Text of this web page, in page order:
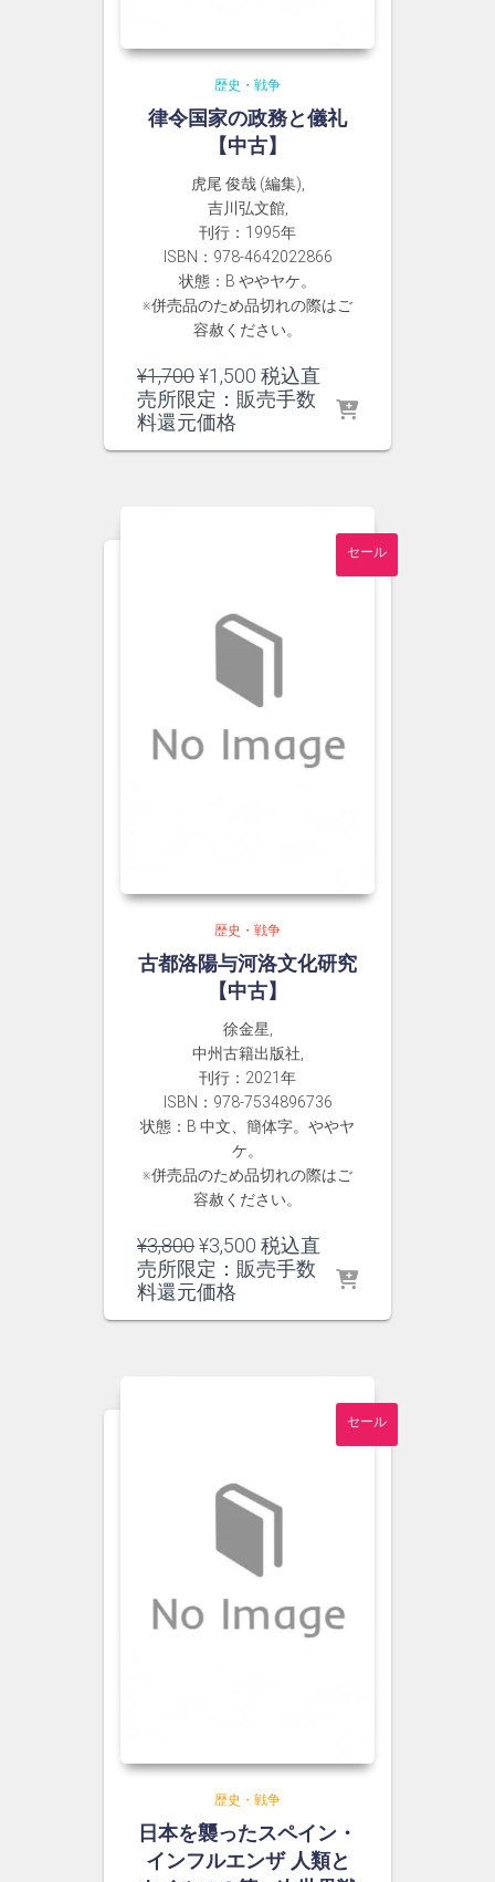
歴史・戦争
律令国家の政務と儀礼
【中古】
虎尾 俊哉 (編集),
吉川弘文館,
刊行：1995年
ISBN：978-4642022866
状態：B ややヤケ。
※併売品のため品切れの際はご
容赦ください。
¥1,700元
の
価
¥1,500 現
在
税込直
売所限定：販売手数
料還元価格
セール
歴史・戦争
古都洛陽与河洛文化研究
【中古】
徐金星,
中州古籍出版社,
刊行：2021年
ISBN：978-7534896736
状態：B 中文、簡体字。ややヤ
ケ。
※併売品のため品切れの際はご
容赦ください。
¥3,800元
の
価
¥3,500 現
在
税込直
売所限定：販売手数
料還元価格
セール
歴史・戦争
日本を襲ったスペイン・
インフルエンザ 人類と